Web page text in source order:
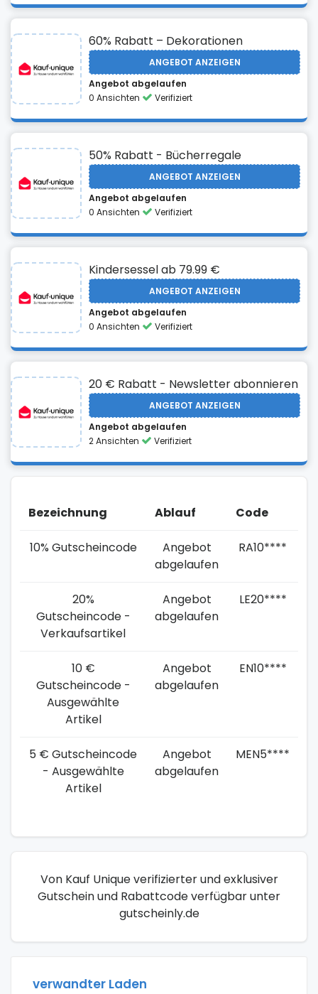
60% Rabatt – Dekorationen
ANGEBOT ANZEIGEN
Angebot abgelaufen
0 Ansichten
Verifiziert
50% Rabatt - Bücherregale
ANGEBOT ANZEIGEN
Angebot abgelaufen
0 Ansichten
Verifiziert
Kindersessel ab 79.99 €
ANGEBOT ANZEIGEN
Angebot abgelaufen
0 Ansichten
Verifiziert
20 € Rabatt - Newsletter abonnieren
ANGEBOT ANZEIGEN
Angebot abgelaufen
2 Ansichten
Verifiziert
Bezeichnung Ablauf Code
10% Gutscheincode
Angebot
abgelaufen
RA10****
20%
Gutscheincode -
Verkaufsartikel
Angebot
abgelaufen
LE20****
10 €
Gutscheincode -
Ausgewählte
Artikel
Angebot
abgelaufen
EN10****
5 € Gutscheincode
- Ausgewählte
Artikel
Angebot
abgelaufen
MEN5****
Von Kauf Unique verifizierter und exklusiver
Gutschein und Rabattcode verfügbar unter
gutscheinly.de
verwandter Laden